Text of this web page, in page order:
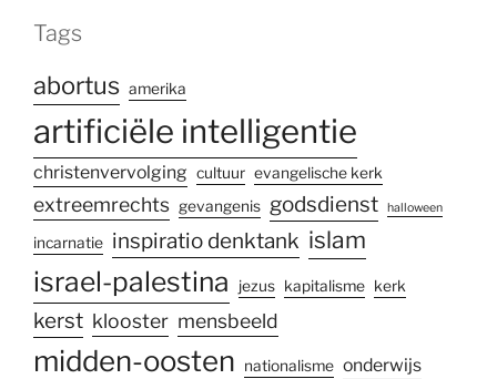
Tags
abortus amerika
artificiële intelligentie
christenvervolging cultuur evangelische kerk
extreemrechts gevangenis godsdienst halloween
incarnatie inspiratio denktank islam
israel-palestina jezus kapitalisme kerk
kerst klooster mensbeeld
midden-oosten nationalisme onderwijs